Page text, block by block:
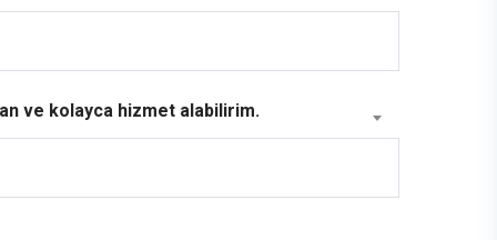
ve kolayca hizmet alabilirim.